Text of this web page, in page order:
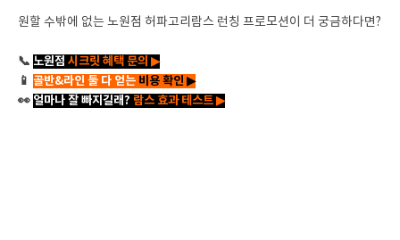
원할 수밖에 없는 노원점 허파고리람스 런칭 프로모션이 더 궁금하다면?
📞 노원점 시크릿 혜택문의 ▶
📱 골반&라인 둘 다 얻는 비용 확인 ▶
👀 얼마나 잘 빠지길래? 람스 효과 테스트 ▶